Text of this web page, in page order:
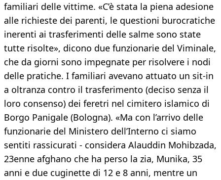
familiari delle vittime. «C’è stata la piena adesione
alle richieste dei parenti, le questioni burocratiche
inerenti ai trasferimenti delle salme sono state
tutte risolte», dicono due funzionarie del Viminale,
che da giorni sono impegnate per risolvere i nodi
delle pratiche. I familiari avevano attuato un sit-in
a oltranza contro il trasferimento (deciso senza il
loro consenso) dei feretri nel cimitero islamico di
Borgo Panigale (Bologna). «Ma con l’arrivo delle
funzionarie del Ministero dell’Interno ci siamo
sentiti rassicurati - considera Alauddin Mohibzada,
23enne afghano che ha perso la zia, Munika, 35
anni e due cuginette di 12 e 8 anni, mentre un